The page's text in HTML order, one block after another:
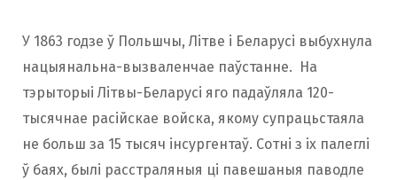
У 1863 годзе ў Польшчы, Літве і Беларусі выбухнула
нацыянальна-вызваленчае паўстанне. На
тэрыторыі Літвы-Беларусі яго падаўляла 120-
тысячнае расійскае войска, якому супрацьстаяла
не больш за 15 тысяч інсургентаў. Сотні з іх палеглі
ў баях, былі расстраляныя ці павешаныя паводле